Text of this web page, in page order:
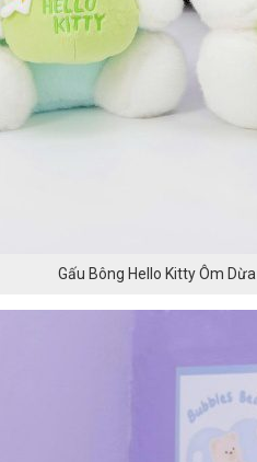
Gấu Bông Hello Kitty Ôm Dừa